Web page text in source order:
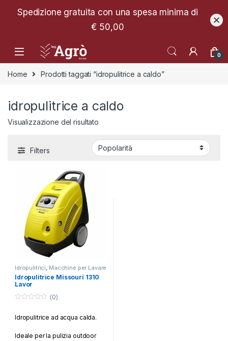
0
Home Prodotti taggati “idropulitrice a caldo”
idropulitrice a caldo
Visualizzazione del risultato
Filters
Idropulitrici Macchine per Lavare
e Pulire
Idropulitrice Missouri 1310
Lavor
u
f
(0)
Idropulitrice ad acqua calda.
Ideale per la pulizia outdoor
Spedizione gratuita con una spesa minima di
€ 50,00